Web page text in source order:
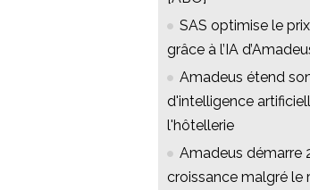
SAS optimise le
grâce à l’IA
Amadeus étend
d'intelligence
l'hôtellerie
Amadeus démarre
croissance malgré le